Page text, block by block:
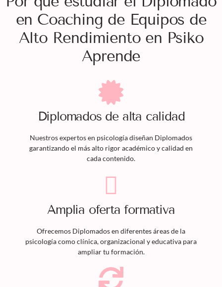
en Coaching de Equipos de
Alto Rendimiento en Psiko
Aprende
Diplomadosde alta calidad
Nuestros expertos en psicología diseñan Diplomados
garantizando el más alto rigor académico y calidad en
cada contenido.
Amplia oferta formativa
Ofrecemos Diplomadosen diferentes áreas de la
psicología como clínica, organizacional y educativa para
ampliar tu formación.